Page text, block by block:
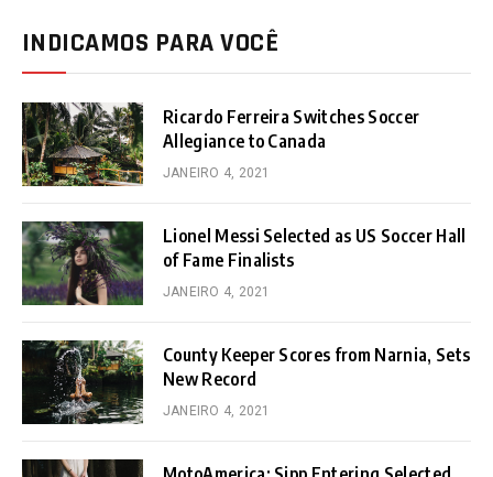
INDICAMOS PARA VOCÊ
Ricardo Ferreira Switches Soccer
Allegiance to Canada
JANEIRO 4, 2021
Lionel Messi Selected as US Soccer Hall
of Fame Finalists
JANEIRO 4, 2021
County Keeper Scores from Narnia, Sets
New Record
JANEIRO 4, 2021